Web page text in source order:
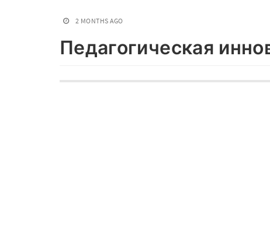
2 MONTHS AGO
Педагогическая